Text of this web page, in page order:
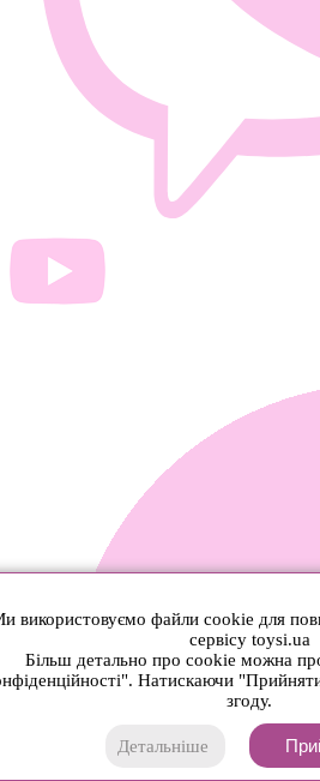
використовуємо файли cookie для
сервісу toysi.ua
Більш детально про cookie можна
Натискаючи
згоду.
Детальніше